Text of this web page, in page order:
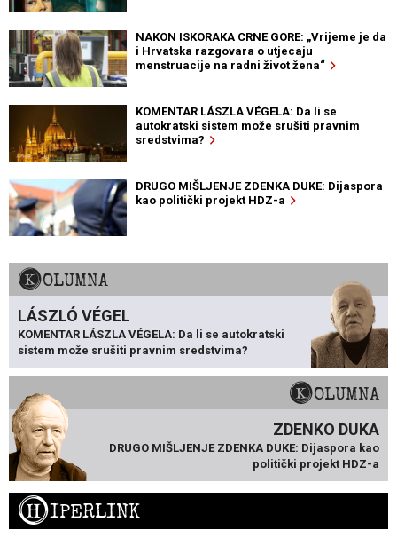
NAKON ISKORAKA CRNE GORE: „Vrijeme je da
i Hrvatska razgovara o utjecaju
menstruacije na radni život žena“
KOMENTAR LÁSZLA VÉGELA: Da li se
autokratski sistem može srušiti pravnim
sredstvima?
DRUGO MIŠLJENJE ZDENKA DUKE: Dijaspora
kao politički projekt HDZ-a
KOLUMNA
LÁSZLÓ VÉGEL
KOMENTAR LÁSZLA VÉGELA: Da li se autokratski
sistem može srušiti pravnim sredstvima?
KOLUMNA
ZDENKO DUKA
DRUGO MIŠLJENJE ZDENKA DUKE: Dijaspora kao
politički projekt HDZ-a
HIPERLINK